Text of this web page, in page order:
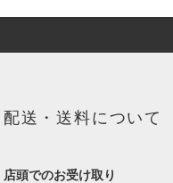
配送・送料について
店頭でのお受け取り